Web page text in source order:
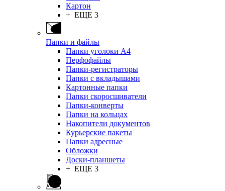
Картон
+ ЕЩЕ 3
Папки и файлы
Папки уголоки А4
Перфофайлы
Папки-регистраторы
Папки с вкладышами
Картонные папки
Папки скоросшиватели
Папки-конверты
Папки на кольцах
Накопители документов
Курьерские пакеты
Папки адресные
Обложки
Доски-планшеты
+ ЕЩЕ 3